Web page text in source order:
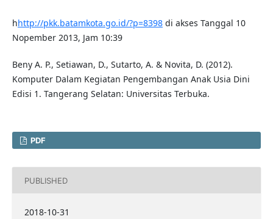
hhttp://pkk.batamkota.go.id/?p=8398di akses Tanggal 10
Nopember 2013, Jam 10:39
Beny A. P., Setiawan, D., Sutarto, A. & Novita, D. (2012).
Komputer Dalam Kegiatan Pengembangan Anak Usia Dini
Edisi 1. Tangerang Selatan: Universitas Terbuka.
PDF
PUBLISHED
2018-10-31